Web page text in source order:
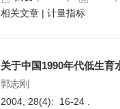
相关文章 | 计量指标
关于中国1990年代低生育
郭志刚
2004, 28(4): 16-24 .